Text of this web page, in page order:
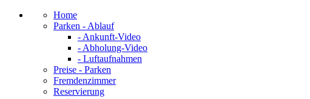
Home
Parken - Ablauf
- Ankunft-Video
- Abholung-Video
- Luftaufnahmen
Preise - Parken
Fremdenzimmer
Reservierung